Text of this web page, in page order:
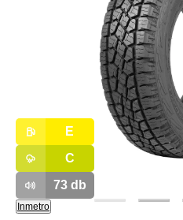
E
C
73db
Inmetro